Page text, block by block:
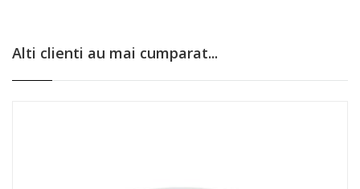
Alti clienti au mai cumparat...